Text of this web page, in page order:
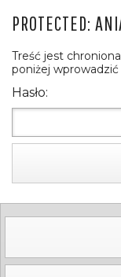
PROTECTED:
Treść jest
poniżej wprowadzić
Hasło: